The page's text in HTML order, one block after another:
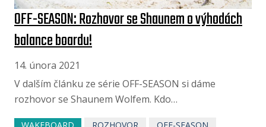
OFF-SEASON: Rozhovor se Shaunem o výhodách
balance boardu!
14. února 2021
V dalším článku ze série OFF-SEASON si dáme
rozhovor se Shaunem Wolfem. Kdo…